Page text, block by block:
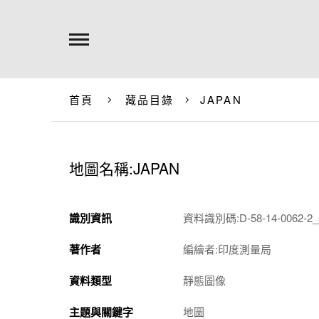
首頁 藏品目錄 JAPAN
地圖名稱:JAPAN
識別資訊 資料識別碼:D-58-14-0062-
著作者 編繪者:印度測量局
資料類型 靜態圖像
主題與關鍵字 地圖